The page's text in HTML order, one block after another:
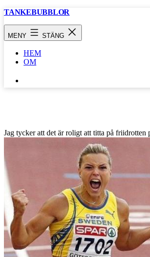
Hoppa
TANKEBUBBLOR
MENY STÄNG
HEM
OM
…
Jag tycker att det är roligt att titta på friidrotten